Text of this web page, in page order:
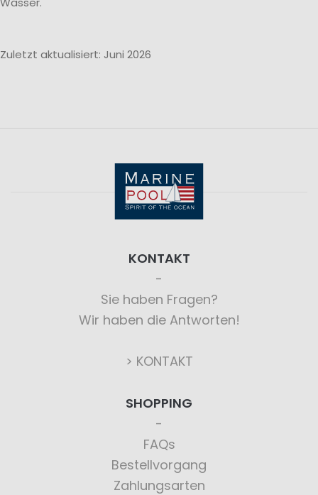
Zuletzt aktualisiert: Juni 2026
KONTAKT
Sie haben Fragen?
Wir haben die Antworten!
> KONTAKT
SHOPPING
FAQs
Bestellvorgang
Zahlungsarten